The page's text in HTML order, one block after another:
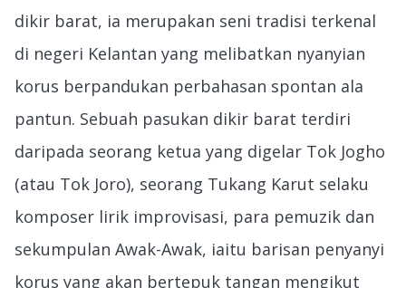
dikir barat, ia merupakan seni tradisi terkenal
di negeri Kelantan yang melibatkan nyanyian
korus berpandukan perbahasan spontan ala
pantun. Sebuah pasukan dikir barat terdiri
daripada seorang ketua yang digelar Tok Jogho
(atau Tok Joro), seorang Tukang Karut selaku
komposer lirik improvisasi, para pemuzik dan
sekumpulan Awak-Awak, iaitu barisan penyanyi
korus yang akan bertepuk tangan mengikut